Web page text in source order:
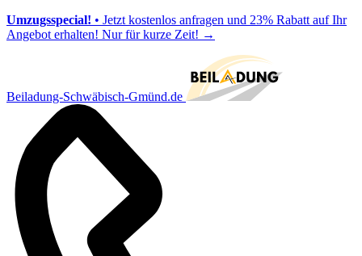
Umzugsspecial! • Jetzt kostenlos anfragen und 23% Rabatt auf Ihr
Angebot erhalten! Nur für kurze Zeit! →
Beiladung-Schwäbisch-Gmünd.de